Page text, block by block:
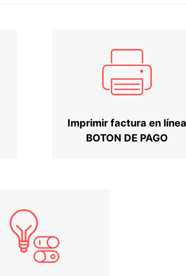
Imprimir factura en línea
BOTON DE PAGO